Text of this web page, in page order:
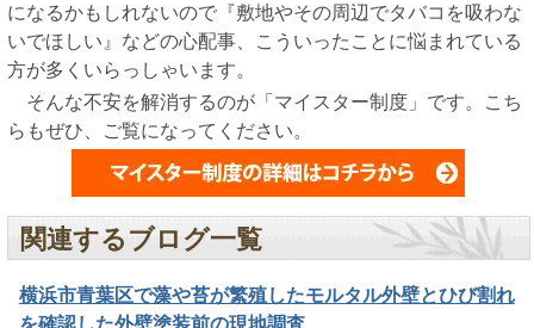
になるかもしれないので『敷地やその周辺でタバコを吸わな
いでほしい』などの心配事、こういったことに悩まれている
方が多くいらっしゃいます。
そんな不安を解消するのが「マイスター制度」です。こち
らもぜひ、ご覧になってください。
関連するブログ一覧
横浜市青葉区で藻や苔が繁殖したモルタル外壁とひび割れ
を確認した外壁塗装前の現地調査